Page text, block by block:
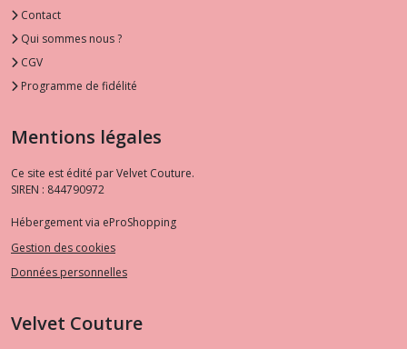
Contact
Qui sommes nous ?
CGV
Programme de fidélité
Mentions légales
Ce site est édité par Velvet Couture.
SIREN : 844790972
Hébergement via eProShopping
Gestion des cookies
Données personnelles
Velvet Couture